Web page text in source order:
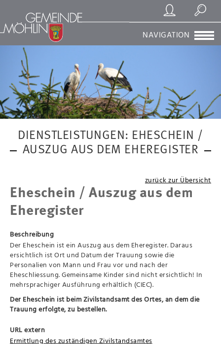
Registrierung/Login
Suchen
NAVIGATION
DIENSTLEISTUNGEN: EHESCHEIN /
AUSZUG AUS DEM EHEREGISTER
zurück zur Übersicht
Eheschein / Auszug aus dem
Eheregister
Beschreibung
Der Eheschein ist ein Auszug aus dem Eheregister. Daraus
ersichtlich ist Ort und Datum der Trauung sowie die
Personalien von Mann und Frau vor und nach der
Eheschliessung. Gemeinsame Kinder sind nicht ersichtlich! In
mehrsprachiger Ausführung erhältlich (CIEC).
Der Eheschein ist beim Zivilstandsamt des Ortes, an dem die
Trauung erfolgte, zu bestellen.
URL extern
Ermittlung des zuständigen Zivilstandsamtes